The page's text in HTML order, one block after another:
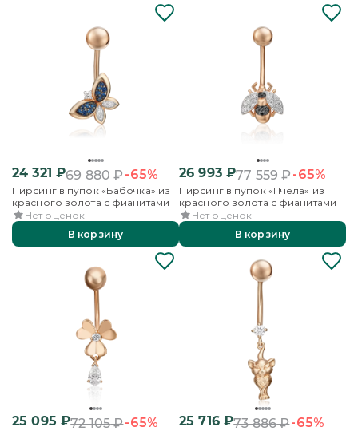
24 321 ₽69 880₽-65%
Пирсинг в пупок «Бабочка» из
красного золота с фианитами
Нет оценок
В корзину
26 993₽77 559₽-65%
Пирсинг в пупок «Пчела» из
красного золота с фианитами
Нет оценок
В корзину
25 095 ₽72 105₽-65% 25 716₽73 886₽-65%